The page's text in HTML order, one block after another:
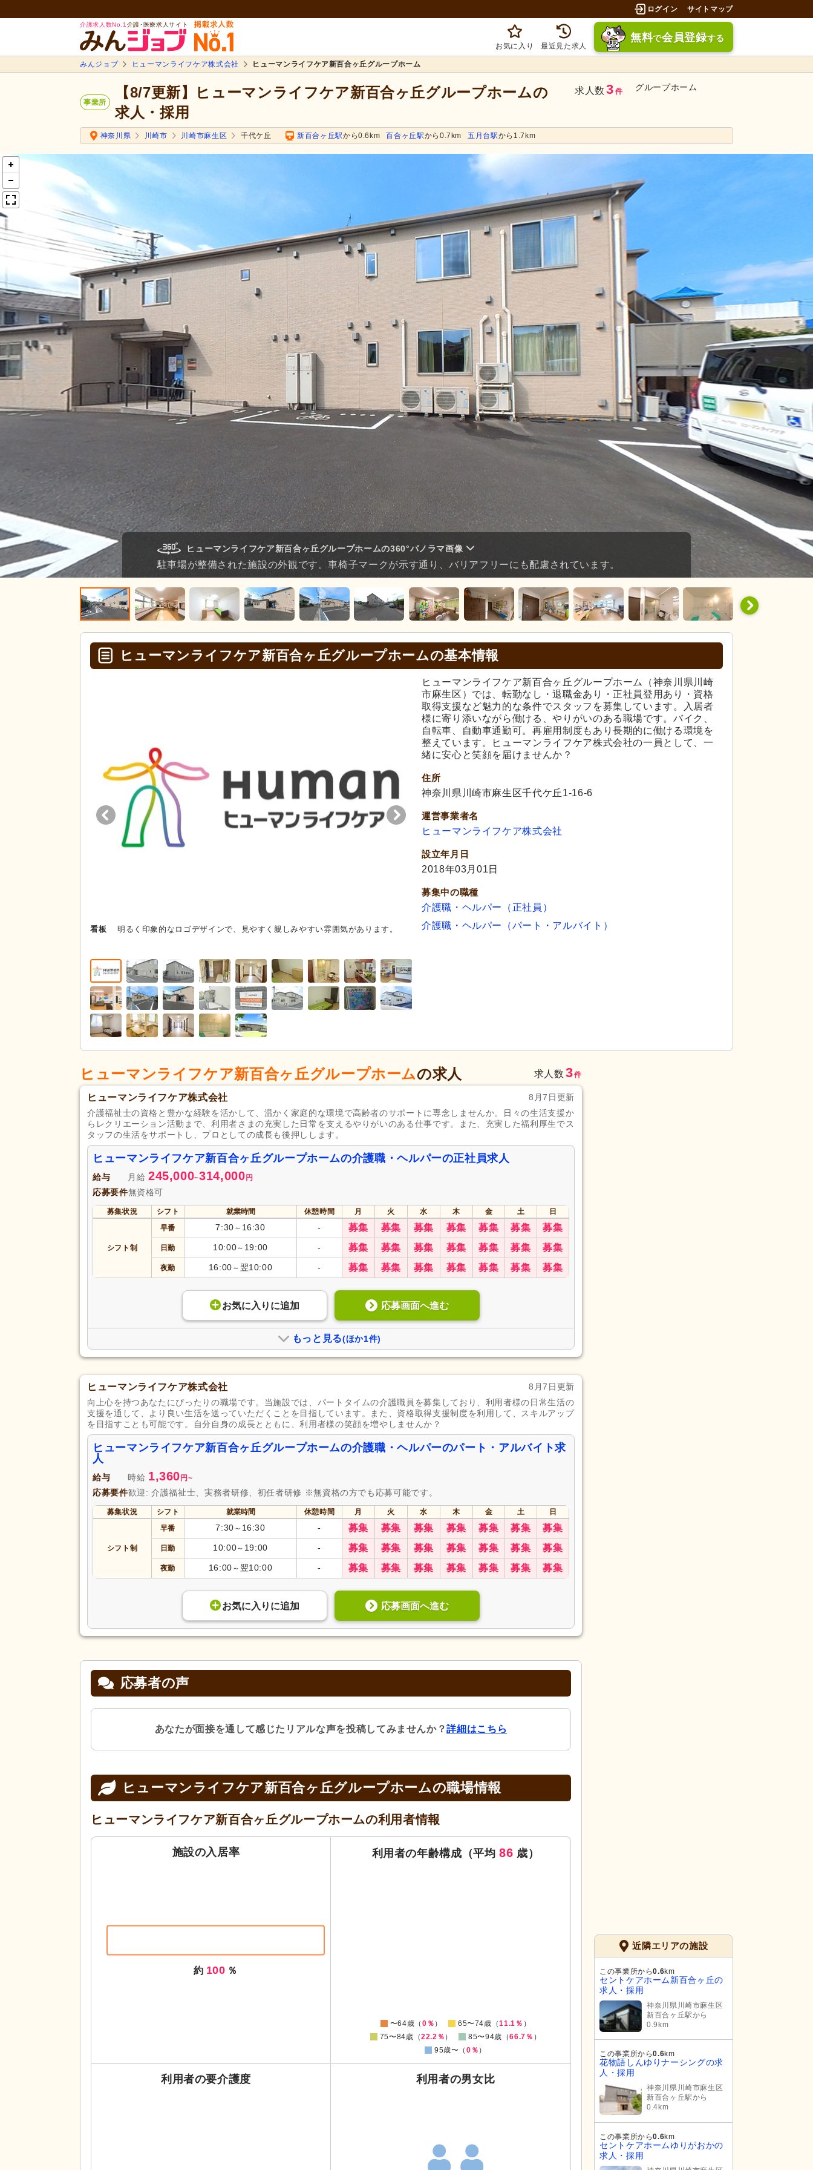
ログイン サイトマップ
介護求人数No.1 介護･医療求人サイト
お気に入り 最近見た求人
無料で会員登録する
みんジョブ ヒューマンライフケア株式会社 ヒューマンライフケア新百合ヶ丘グループホーム
事業所
【8/7更新】ヒューマンライフケア新百合ヶ丘グループホームの
求人・採用
求人数 3 件 グループホーム
神奈川県 川崎市 川崎市麻生区 千代ケ丘 新百合ヶ丘駅から0.6km 百合ヶ丘駅から0.7km 五月台駅から1.7km
ヒューマンライフケア新百合ヶ丘グループホームの360°パノラマ画像
駐車場が整備された施設の外観です。車椅子マークが示す通り、バリアフリーにも配慮されています。
ヒューマンライフケア新百合ヶ丘グループホームの基本情報
看板 明るく印象的なロゴデザインで、見やすく親しみやすい雰囲気があります。 外観
ゆとりの駐車スペースが設けられた建物前です。手すり付きのスロープがあ
ヒューマンライフケア新百合ヶ丘グループホーム（神奈川県川崎
市麻生区）では、転勤なし・退職金あり・正社員登用あり・資格
取得支援など魅力的な条件でスタッフを募集しています。入居者
様に寄り添いながら働ける、やりがいのある職場です。バイク、
自転車、自動車通勤可。再雇用制度もあり長期的に働ける環境を
整えています。ヒューマンライフケア株式会社の一員として、一
緒に安心と笑顔を届けませんか？
住所
神奈川県川崎市麻生区千代ケ丘1-16-6
運営事業者名
ヒューマンライフケア株式会社
設立年月日
2018年03月01日
募集中の職種
介護職・ヘルパー（正社員）
介護職・ヘルパー（パート・アルバイト）
ヒューマンライフケア新百合ヶ丘グループホームの求人 求人数 3件
ヒューマンライフケア株式会社
8月7日更新
介護福祉士の資格と豊かな経験を活かして、温かく家庭的な環境で高齢者のサポートに専念しませんか。日々の生活支援か
らレクリエーション活動まで、利用者さまの充実した日常を支えるやりがいのある仕事です。また、充実した福利厚生でス
タッフの生活をサポートし、プロとしての成長も後押しします。
ヒューマンライフケア新百合ヶ丘グループホームの介護職・ヘルパーの正社員求人
給与 月給 245,000~314,000 円
応募要件無資格可
募集状況 シフト 就業時間 休憩時間 月 火 水 木 金 土 日
シフト制
早番 7:30 ～ 16:30 - 募集 募集 募集 募集 募集 募集 募集
日勤 10:00～ 19:00 - 募集 募集 募集 募集 募集 募集 募集
夜勤 16:00 ～ 翌10:00 - 募集 募集 募集 募集 募集 募集 募集
お気に入り に追加 応募画面へ進む
もっと見る(ほか1件)
ヒューマンライフケア株式会社
8月7日更新
向上心を持つあなたにぴったりの職場です。当施設では、パートタイムの介護職員を募集しており、利用者様の日常生活の
支援を通して、より良い生活を送っていただくことを目指しています。また、資格取得支援制度を利用して、スキルアップ
を目指すことも可能です。自分自身の成長とともに、利用者様の笑顔を増やしませんか？
ヒューマンライフケア新百合ヶ丘グループホームの介護職・ヘルパーのパート・アルバイト求
人
給与 時給 1,360 円 ~
応募要件歓迎: 介護福祉士、実務者研修、初任者研修 ※無資格の方でも応募可能です。
募集状況 シフト 就業時間 休憩時間 月 火 水 木 金 土 日
シフト制
早番 7:30 ～ 16:30 - 募集 募集 募集 募集 募集 募集 募集
日勤 10:00～ 19:00 - 募集 募集 募集 募集 募集 募集 募集
夜勤 16:00 ～ 翌10:00 - 募集 募集 募集 募集 募集 募集 募集
お気に入り に追加 応募画面へ進む
応募者の声
あなたが面接を通して感じたリアルな声を投稿してみませんか？詳細はこちら
ヒューマンライフケア新百合ヶ丘グループホームの職場情報
ヒューマンライフケア新百合ヶ丘グループホームの利用者情報
施設の入居率
約 100 ％
利用者の年齢構成（平均86 歳）
〜64歳（ 0％ ） 65〜74歳（11.1％ ）
75〜84歳（22.2％ ） 85〜94歳（66.7％ ）
95歳〜（0％ ）
利用者の要介護度 利用者の男女比
近隣エリアの施設
この事業所から0.6km
セントケアホーム新百合ヶ丘の
求人・採用
神奈川県川崎市麻生区
新百合ヶ丘駅から
0.9km
この事業所から0.6km
花物語しんゆりナーシングの求
人・採用
神奈川県川崎市麻生区
新百合ヶ丘駅から
0.4km
この事業所から0.6km
セントケアホームゆりがおかの
求人・採用